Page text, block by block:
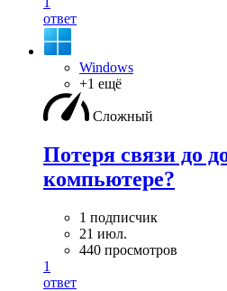
ответ
Windows
+1 ещё
Сложный
Потеря связи до
компьютере?
1 подписчик
21 июл.
440 просмотров
1
ответ